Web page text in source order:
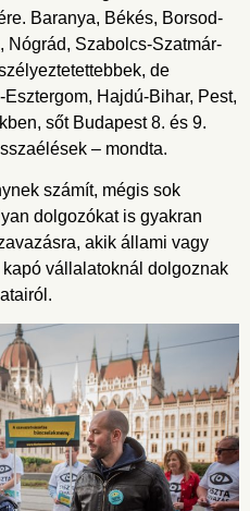
Baranya, Békés, Borsod-
Nógrád, Szabolcs-Szatmár-
de
Hajdú-Bihar, Pest,
sőt Budapest 8. és 9.
– mondta.
számít, mégis sok
dolgozókat is gyakran
akik állami vagy
vállalatoknál dolgoznak